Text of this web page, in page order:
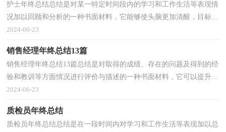
护士年终总结总结是对某一特定时间段内的学习和工作生活等表现情
况加以回顾和分析的一种书面材料，它能够使头脑更加清醒，目标更
加明确，快快来写一份总结吧。如何把总结做到重点...
2024-06-23
销售经理年终总结13篇
销售经理年终总结13篇总结是对取得的成绩、存在的问题及得到的经
验和教训等方面情况进行评价与描述的一种书面材料，它可以提升我
们发现问题的能力，快快来写一份总结吧。总结一...
2024-06-23
质检员年终总结
质检员年终总结总结是在一段时间内对学习和工作生活等表现加以总